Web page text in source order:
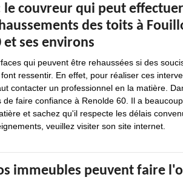
le couvreur qui peut
des toits à
et ses environs
qui peuvent être rehaussées si des
ressentir. En effet, pour réaliser ces
contacter un professionnel en la matière.
de faire confiance à Renolde 60. Il a beaucoup
et sachez qu'il respecte les délais
veuillez visiter son site internet.
immeubles peuvent faire